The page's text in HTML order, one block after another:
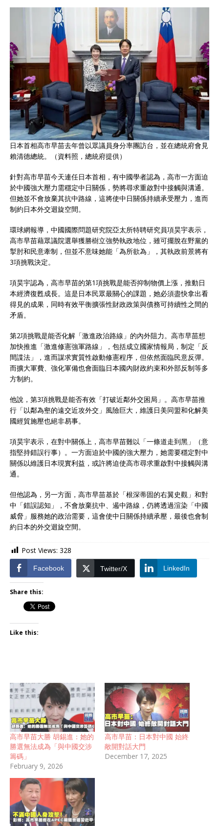
日本首相高市早苗去年曾以眾議員身分率團訪台，並在總統府會見
賴清德總統。（資料照，總統府提供）
針對高市早苗今天連任日本首相，有中國學者認為，高市一方面迫
於中國強大壓力需穩定中日關係，勢將尋求重啟對中接觸與溝通。
但她並不會放棄其抗中路線，這將使中日關係持續承受壓力，進而
制約日本外交迴旋空間。
環球網報導，中國國際問題研究院亞太所特聘研究員項昊宇表示，
高市早苗藉眾議院選舉獲勝樹立強勢執政地位，雖可擺脫在野黨的
掣肘和民意牽制，但並不意味她能「為所欲為」，其執政前景將有
3項挑戰決定。
項昊宇認為，高市早苗的第1項挑戰是能否抑制物價上漲，推動日
本經濟復甦成長。這是日本民眾最關心的課題，她必須盡快拿出看
得見的成果，同時有效平衡擴張性財政政策與債務可持續性之間的
矛盾。
第2項挑戰是能否化解「激進政治路線」的內外阻力。高市早苗想
加快推進「激進修憲強軍路線」，包括成立國家情報局，制定「反
間諜法」，進而謀求實質性啟動修憲程序，但依然面臨民意反彈。
而擴大軍費、強化軍備也會面臨日本國內財政約束和外部反制等多
方制約。
他說，第3項挑戰是能否有效「打破近鄰外交困局」。高市早苗推
行「以鄰為壑的遠交近攻外交」風險巨大，維護日美同盟和化解美
國經貿施壓也絕非易事。
項昊宇表示，在對中關係上，高市早苗難以「一條道走到黑」（意
指堅持錯誤行事）。一方面迫於中國的強大壓力，她需要穩定對中
關係以維護日本現實利益，或許將迫使高市尋求重啟對中接觸與溝
通。
但他認為，另一方面，高市早苗基於「根深蒂固的右翼史觀」和對
中「錯誤認知」，不會放棄抗中、遏中路線，仍將透過渲染「中國
威脅」服務她的政治需要，這會使中日關係持續承壓，最後也會制
約日本的外交迴旋空間。
Post Views: 328
Facebook Twitter/X LinkedIn
Share this:
Like this:
高市早苗大勝 胡錫進：她的
勝選無法成為「與中國交涉
籌碼」
February 9, 2026
高市早苗：日本對中國 始終
敞開對話大門
December 17, 2025